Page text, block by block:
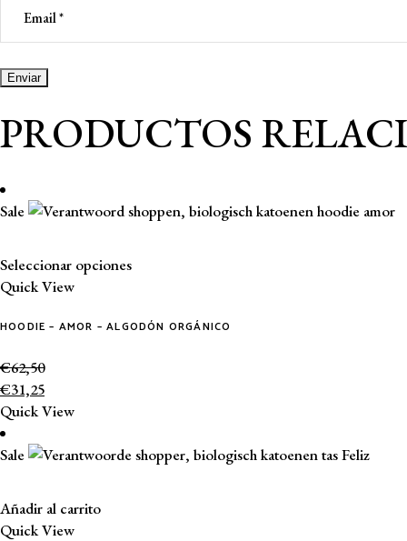
PRODUCTOS
Sale
Seleccionar opcionesEste
múltiples
elegir
Quick View
HOODIE – AMOR – ALGODÓN ORGÁNICO
€62,50
€31,25
Quick View
Sale
Añadir al carrito
Quick View